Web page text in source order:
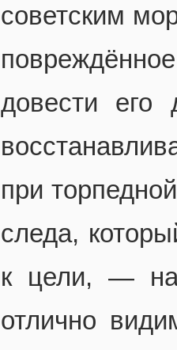
советским
довести
при
следа,
к цели, — на
отлично